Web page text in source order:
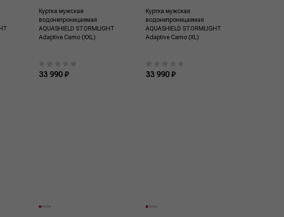
Куртка мужская
водонепроницаемая
AQUASHIELD STORMLIGHT
Adaptive Camo (XXL)
33 990 ₽
Куртка мужская
водонепроницаемая
AQUASHIELD STORMLIGHT
Adaptive Camo (XL)
33 990 ₽